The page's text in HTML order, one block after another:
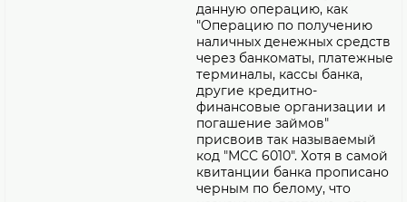
данную операцию, как
"Операцию по получению
наличных денежных средств
через банкоматы, платежные
терминалы, кассы банка,
другие кредитно-
финансовые организации и
погашение займов"
присвоив так называемый
код "МСС 6010". Хотя в самой
квитанции банка прописано
черным по белому, что